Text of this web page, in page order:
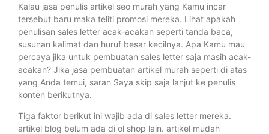
Kalau jasa penulis artikel seo murah yang Kamu incar
tersebut baru maka teliti promosi mereka. Lihat apakah
penulisan sales letter acak-acakan seperti tanda baca,
susunan kalimat dan huruf besar kecilnya. Apa Kamu mau
percaya jika untuk pembuatan sales letter saja masih acak-
acakan? Jika jasa pembuatan artikel murah seperti di atas
yang Anda temui, saran Saya skip saja lanjut ke penulis
konten berikutnya.
Tiga faktor berikut ini wajib ada di sales letter mereka.
artikel blog belum ada di ol shop lain. artikel mudah